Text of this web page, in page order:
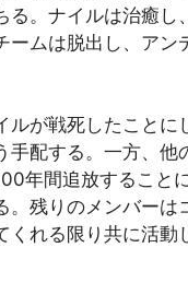
る。ナイルは治癒し
ームは脱出し、アン
ルが戦死したことに
手配する。一方、他
年間追放すること
。残りのメンバーは
くれる限り共に活動